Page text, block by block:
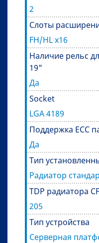
2
Слоты
FH/HL x16
Наличие рельс
19"
Да
Socket
LGA 4189
Поддержка ECC
Да
Тип
Радиатор
TDP радиатора
205
Тип устройства
Серверная